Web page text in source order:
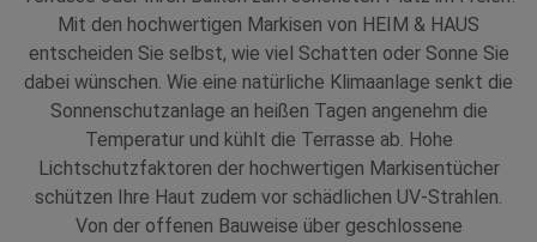
Mit den hochwertigen Markisen von HEIM & HAUS
entscheiden Sie selbst, wie viel Schatten oder Sonne Sie
dabei wünschen. Wie eine natürliche Klimaanlage senkt die
Sonnenschutzanlage an heißen Tagen angenehm die
Temperatur und kühlt die Terrasse ab. Hohe
Lichtschutzfaktoren der hochwertigen Markisentücher
schützen Ihre Haut zudem vor schädlichen UV-Strahlen.
Von der offenen Bauweise über geschlossene